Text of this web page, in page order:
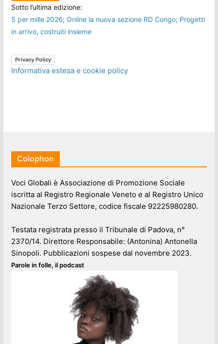
Sotto l’ultima edizione:
5 per mille 2026; Online la nuova sezione RD Congo; Progetti
in arrivo, costruiti insieme
Privacy Policy
Informativa estesa e cookie policy
Colophon
Voci Globali è Associazione di Promozione Sociale
iscritta al Registro Regionale Veneto e al Registro Unico
Nazionale Terzo Settore, codice fiscale 92225980280.
Testata registrata presso il Tribunale di Padova, n°
2370/14. Direttore Responsabile: (Antonina) Antonella
Sinopoli. Pubblicazioni sospese dal novembre 2023.
Parole in folle, il podcast